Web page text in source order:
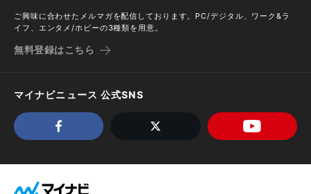
ご興味に合わせたメルマガを配信しております。PC/デジタル、ワーク&ラ
イフ、エンタメ/ホビーの3種類を用意。
無料登録はこちら
マイナビニュース 公式SNS